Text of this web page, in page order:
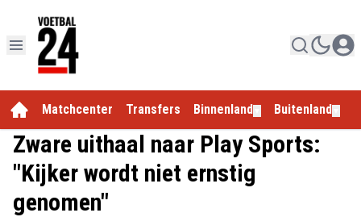
Matchcenter Transfers Binnenland Buitenland
Zware uithaal naar Play Sports:
"Kijker wordt niet ernstig
genomen"